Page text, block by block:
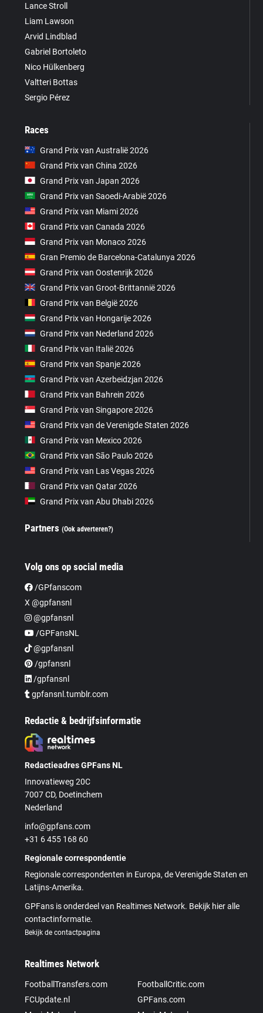
Lance Stroll
Liam Lawson
Arvid Lindblad
Gabriel Bortoleto
Nico Hülkenberg
Valtteri Bottas
Sergio Pérez
Races
Grand Prix van Australië 2026
Grand Prix van China 2026
Grand Prix van Japan 2026
Grand Prix van Saoedi-Arabië 2026
Grand Prix van Miami 2026
Grand Prix van Canada 2026
Grand Prix van Monaco 2026
Gran Premio de Barcelona-Catalunya 2026
Grand Prix van Oostenrijk 2026
Grand Prix van Groot-Brittannië 2026
Grand Prix van België 2026
Grand Prix van Hongarije 2026
Grand Prix van Nederland 2026
Grand Prix van Italië 2026
Grand Prix van Spanje 2026
Grand Prix van Azerbeidzjan 2026
Grand Prix van Bahrein 2026
Grand Prix van Singapore 2026
Grand Prix van de Verenigde Staten 2026
Grand Prix van Mexico 2026
Grand Prix van São Paulo 2026
Grand Prix van Las Vegas 2026
Grand Prix van Qatar 2026
Grand Prix van Abu Dhabi 2026
Partners(Ook adverteren?)
Volg ons op social media
/GPfanscom
X @gpfansnl
@gpfansnl
/GPFansNL
@gpfansnl
/gpfansnl
/gpfansnl
gpfansnl.tumblr.com
Redactie & bedrijfsinformatie
Redactieadres GPFans NL
Innovatieweg 20C
7007 CD, Doetinchem
Nederland
info@gpfans.com
+31 6 455 168 60
Regionale correspondentie
Regionale correspondenten in Europa, de Verenigde Staten en
Latijns-Amerika.
GPFans is onderdeel van Realtimes Network. Bekijk hier alle
contactinformatie.
Bekijk de contactpagina
Realtimes Network
FootballTransfers.com
FootballCritic.com
FCUpdate.nl
GPFans.com